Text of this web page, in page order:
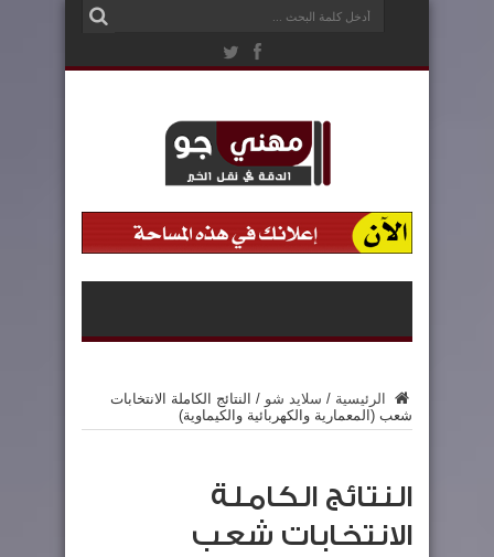
الرئيسية / سلايد شو / النتائج الكاملة الانتخابات
شعب (المعمارية والكهربائية والكيماوية)
النتائج الكاملة
الانتخابات شعب